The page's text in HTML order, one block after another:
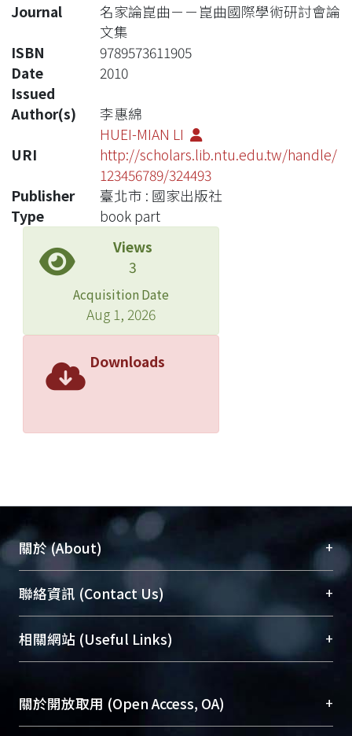
Journal
名家論崑曲－－崑曲國際學術研討會論
文集
ISBN
9789573611905
Date
Issued
2010
Author(s)
李惠綿
HUEI-MIAN LI
URI
http://scholars.lib.ntu.edu.tw/handle/
123456789/324493
Publisher
臺北市 : 國家出版社
Type
book part
Views
3
Acquisition Date
Aug 1, 2026
Downloads
關於 (About) +
臺大位居世界頂尖大學之列，為永久珍藏及向國際
展現本校豐碩的研究成果及學術能量，圖書館整合
機構典藏（NTUR）與學術庫（AH）不同功能平
台，成為臺大學術典藏NTU scholars。期能整合研
成果。
To permanently archive and promote researcher
聯絡資訊 (Contact Us) +
總館學科館員(Main Library)
醫學圖書館學科館員(Medical Library)
Sciences Library)
相關網站 (Useful Links) +
關於開放取用 (Open Access, OA) +